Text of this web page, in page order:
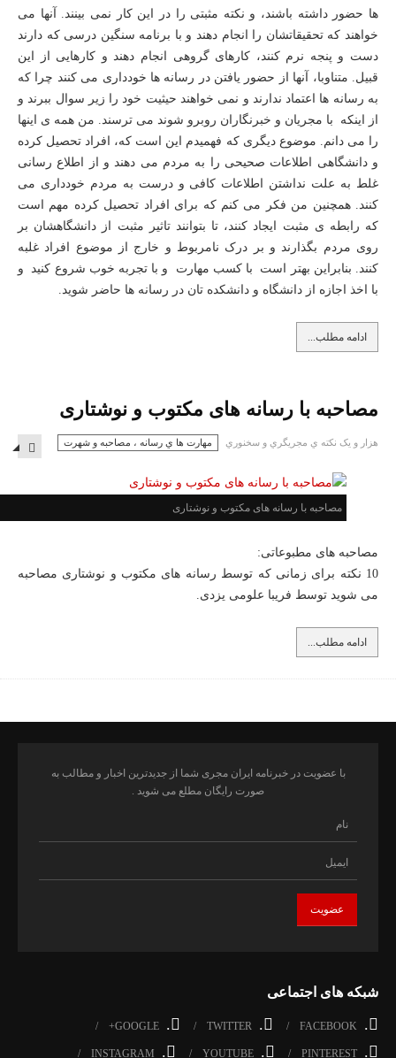
ها حضور داشته باشند، و نکته مثبتی را در اين کار نمی بينند. آنها می
خواهند که تحقيقاتشان را انجام دهند و با برنامه سنگين درسی که دارند
دست و پنجه نرم کنند، کارهای گروهی انجام دهند و کارهايی از اين
قبيل. متناوبا، آنها از حضور يافتن در رسانه ها خودداری می کنند چرا که
به رسانه ها اعتماد ندارند و نمی خواهند حیثیت خود را زیر سوال ببرند و
از اينکه با مجریان و خبرنگاران روبرو شوند می ترسند. من همه ی اينها
را می دانم. موضوع ديگری که فهميدم اين است که، افراد تحصيل کرده
و دانشگاهی اطلاعات صحيحی را به مردم می دهند و از اطلاع رسانی
غلط به علت نداشتن اطلاعات کافی و درست به مردم خودداری می
کنند. همچنين من فکر می کنم که برای افراد تحصيل کرده مهم است
که رابطه ی مثبت ايجاد کنند، تا بتوانند تاثير مثبت از دانشگاهشان بر
روی مردم بگذارند و بر درک نامربوط و خارج از موضوع افراد غلبه
کنند. بنابراين بهتر است با کسب مهارت و با تجربه خوب شروع کنید و
با اخذ اجازه از دانشگاه و دانشکده تان در رسانه ها حاضر شويد.
ادامه مطلب...
مصاحبه با رسانه های مکتوب و نوشتاری
هزار و یک نكته ي مجريگري و سخنوري مهارت ها ي رسانه ، مصاحبه و شهرت
مصاحبه با رسانه های مکتوب و نوشتاری
مصاحبه های مطبوعاتی:
10 نکته برای زمانی که توسط رسانه های مکتوب و نوشتاری مصاحبه
می شويد توسط فريبا علومی يزدی.
ادامه مطلب...
با عضویت در خبرنامه ایران مجری شما از جدیدترین اخبار و مطالب به
صورت رایگان مطلع می شوید .
شبکه های اجتماعی
.
FACEBOOK
.
TWITTER
.
GOOGLE+
.
PINTEREST
.
YOUTUBE
.
INSTAGRAM